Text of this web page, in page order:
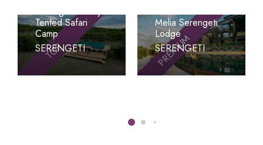
TOP
Serengeti Luxury
Tented Safari
Camp
SERENGETI
PREMIUM
Melia Serengeti
Lodge
SERENGETI